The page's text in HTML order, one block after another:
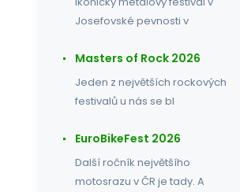
Josefovské pevnosti v
Masters of Rock 2026
Jeden z největších rockových
festivalů u nás se bl
EuroBikeFest 2026
Další ročník největšího
motosrazu v ČR je tady. A